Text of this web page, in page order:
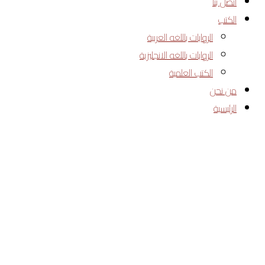
الكتب
الروايات باللغه العربية
الروايات باللغه الانجليزية
الكتب العلمية
من نحن
الرئيسية